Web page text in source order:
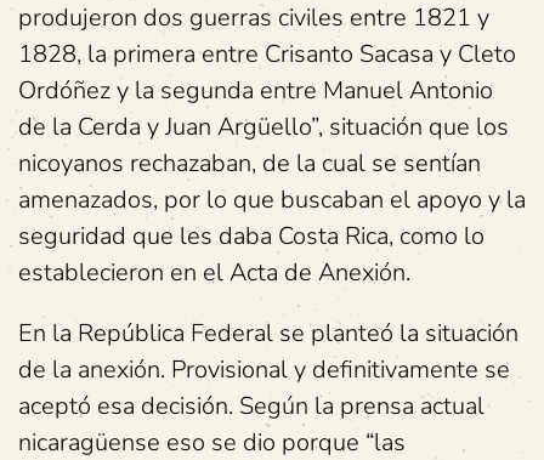
produjeron dos guerras civiles entre 1821 y
1828, la primera entre Crisanto Sacasa y Cleto
Ordóñez y la segunda entre Manuel Antonio
de la Cerda y Juan Argüello”, situación que los
nicoyanos rechazaban, de la cual se sentían
amenazados, por lo que buscaban el apoyo y la
seguridad que les daba Costa Rica, como lo
establecieron en el Acta de Anexión.
En la República Federal se planteó la situación
de la anexión. Provisional y definitivamente se
aceptó esa decisión. Según la prensa actual
nicaragüense eso se dio porque “las